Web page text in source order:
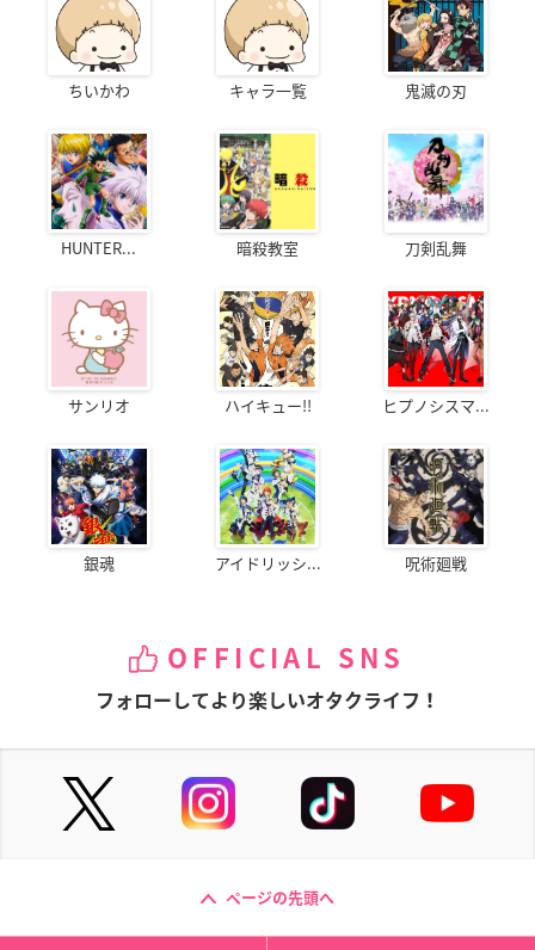
ちいかわ キャラ一覧 鬼滅の刃
HUNTER... 暗殺教室 刀剣乱舞
サンリオ ハイキュー!! ヒプノシスマ...
銀魂 アイドリッシ... 呪術廻戦
OFFICIAL SNS
フォローしてより楽しいオタクライフ！
ページの先頭へ